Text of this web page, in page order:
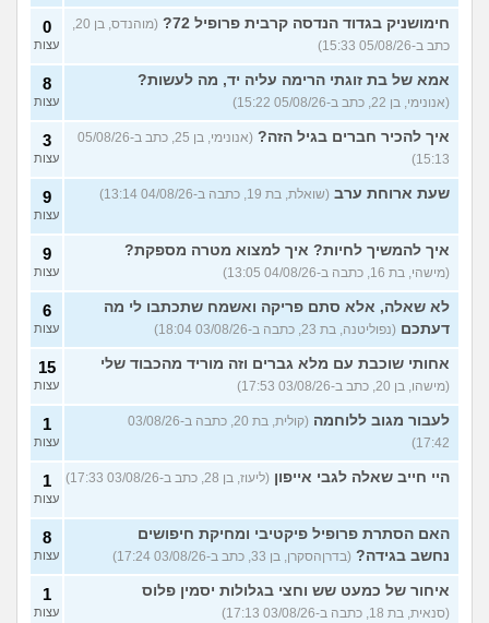
הנדסת בניין באריאל או סמי
(יותם, בן 23)
3
עצות
אני מרגישה ממש תקועה, איך
להתמודד? (מאיה, בת 23) עצות
עוד שאלות חדשות במדור
חימושניק בגדוד הנדסה קרבית פרופיל 72?
(מוהנדס, בן 20,
כתב ב-05/08/26 15:33)
0
עצות
אמא של בת זוגתי הרימה עליה יד, מה לעשות?
(אנונימי, בן 22, כתב ב-05/08/26 15:22)
8
עצות
איך להכיר חברים בגיל הזה?
(אנונימי, בן 25, כתב ב-05/08/26
15:13)
3
עצות
שעת ארוחת ערב (שואלת, בת 19, כתבה ב-04/08/26 13:14) 9
עצות
איך להמשיך לחיות? איך למצוא מטרה מספקת?
(מישהי, בת 16, כתבה ב-04/08/26 13:05)
9
עצות
לא שאלה, אלא סתם פריקה ואשמח שתכתבו לי מה
דעתכם (נפוליטנה, בת 23, כתבה ב-03/08/26 18:04)
6
עצות
אחותי שוכבת עם מלא גברים וזה מוריד מהכבוד שלי
(מישהו, בן 20, כתב ב-03/08/26 17:53)
15
עצות
לעבור מגוב ללוחמה
(קולית, בת 20, כתבה ב-03/08/26
17:42)
1
עצות
היי חייב שאלה לגבי אייפון (ליעוז, בן 28, כתב ב-03/08/26 17:33) 1
עצות
האם הסתרת פרופיל פיקטיבי ומחיקת חיפושים
נחשב בגידה? (בדרןהסקרן, בן 33, כתב ב-03/08/26 17:24)
8
עצות
איחור של כמעט שש וחצי בגלולות יסמין פלוס
(סנאית, בת 18, כתבה ב-03/08/26 17:13)
1
עצות